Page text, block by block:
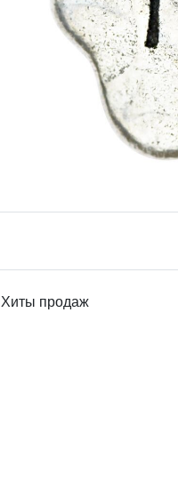
Хиты продаж